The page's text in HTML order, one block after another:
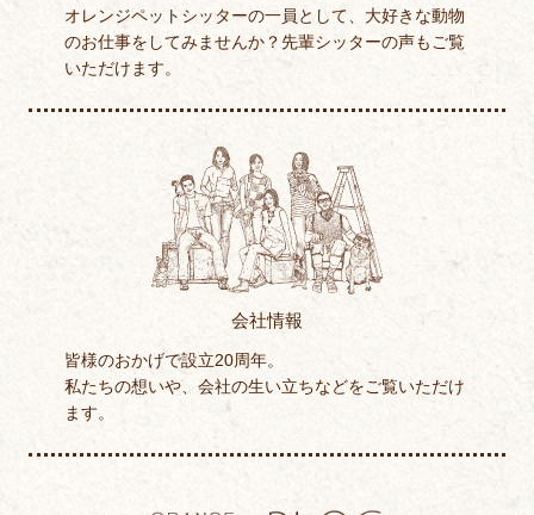
オレンジペットシッターの一員として、大好きな動物
のお仕事をしてみませんか？先輩シッターの声もご覧
いただけます。
会社情報
皆様のおかげで設立20周年。
私たちの想いや、会社の生い立ちなどをご覧いただけ
ます。